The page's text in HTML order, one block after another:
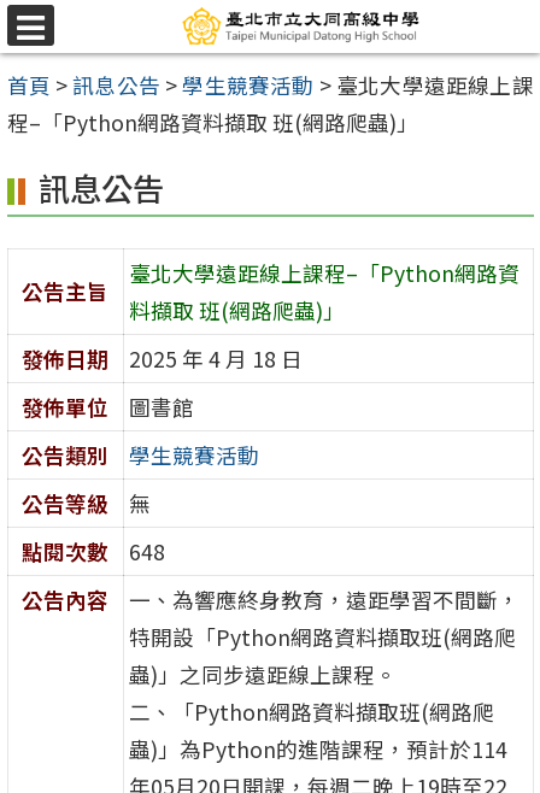
跳
至
主
要
容
區
選
單
首頁 >訊息公告 >學生競賽活動 > 臺北大學遠距線上課
程–「Python網路資料擷取 班(網路爬蟲)」
訊息公告
公告主旨
臺北大學遠距線上課程–「Python網路資
料擷取 班(網路爬蟲)」
發佈日期
2025 年 4 月 18 日
發佈單位
圖書館
公告類別
學生競賽活動
公告等級
無
點閱次數
648
公告內容
一、為響應終身教育，遠距學習不間斷，
特開設「Python網路資料擷取班(網路爬
蟲)」之同步遠距線上課程。
二、「Python網路資料擷取班(網路爬
蟲)」為Python的進階課程，預計於114
年05月20日開課，每週二晚上19時至22